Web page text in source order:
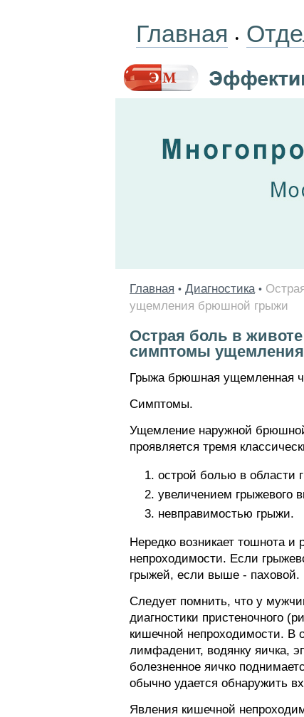
Главная •
Главная • Диагностика •
ущемления брюшной грыжи
Острая боль в
симптомы
Грыжа брюшная ущемленная
Симптомы.
Ущемление наружной
проявляется тремя
острой болью в области
увеличением грыжевого
невправимостью грыжи.
Нередко возникает тошнота
непроходимости. Если
грыжей, если выше - паховой.
Следует помнить, что у
диагностики пристеночного
кишечной непроходимости. В
лимфаденит, водянку яичка,
болезненное яичко
обычно удается обнаружить
Явления кишечной